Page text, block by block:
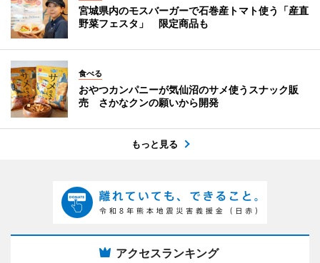
宮城県内のモスバーガーで石巻産トマト使う「産直
野菜フェスタ」 限定商品も
食べる
おやつカンパニーが気仙沼のサメ使うスナック販
売 さかなクンの願いから開発
もっと見る
アクセスランキング